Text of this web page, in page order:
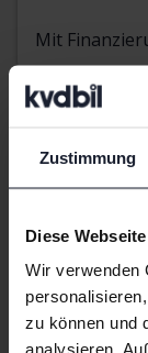
Zustimmung
Diese
Wir verwenden
zu können und
analysieren.
Mit
Ermäßigter Preis